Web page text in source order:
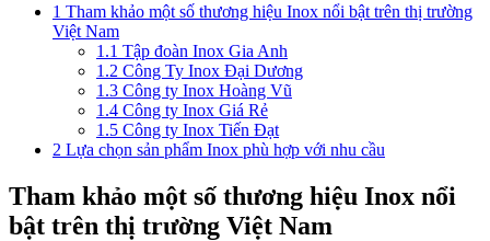
1 Tham khảo một số thương hiệu Inox nổi bật trên thị trường
Việt Nam
1.1 Tập đoàn Inox Gia Anh
1.2 Công Ty Inox Đại Dương
1.3 Công ty Inox Hoàng Vũ
1.4 Công ty Inox Giá Rẻ
1.5 Công ty Inox Tiến Đạt
2 Lựa chọn sản phẩm Inox phù hợp với nhu cầu
Tham khảo một số thương hiệu Inox nổi
bật trên thị trường Việt Nam